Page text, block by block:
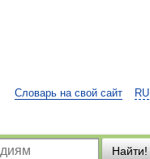
RU
Словарь на свой сайт
Найти!